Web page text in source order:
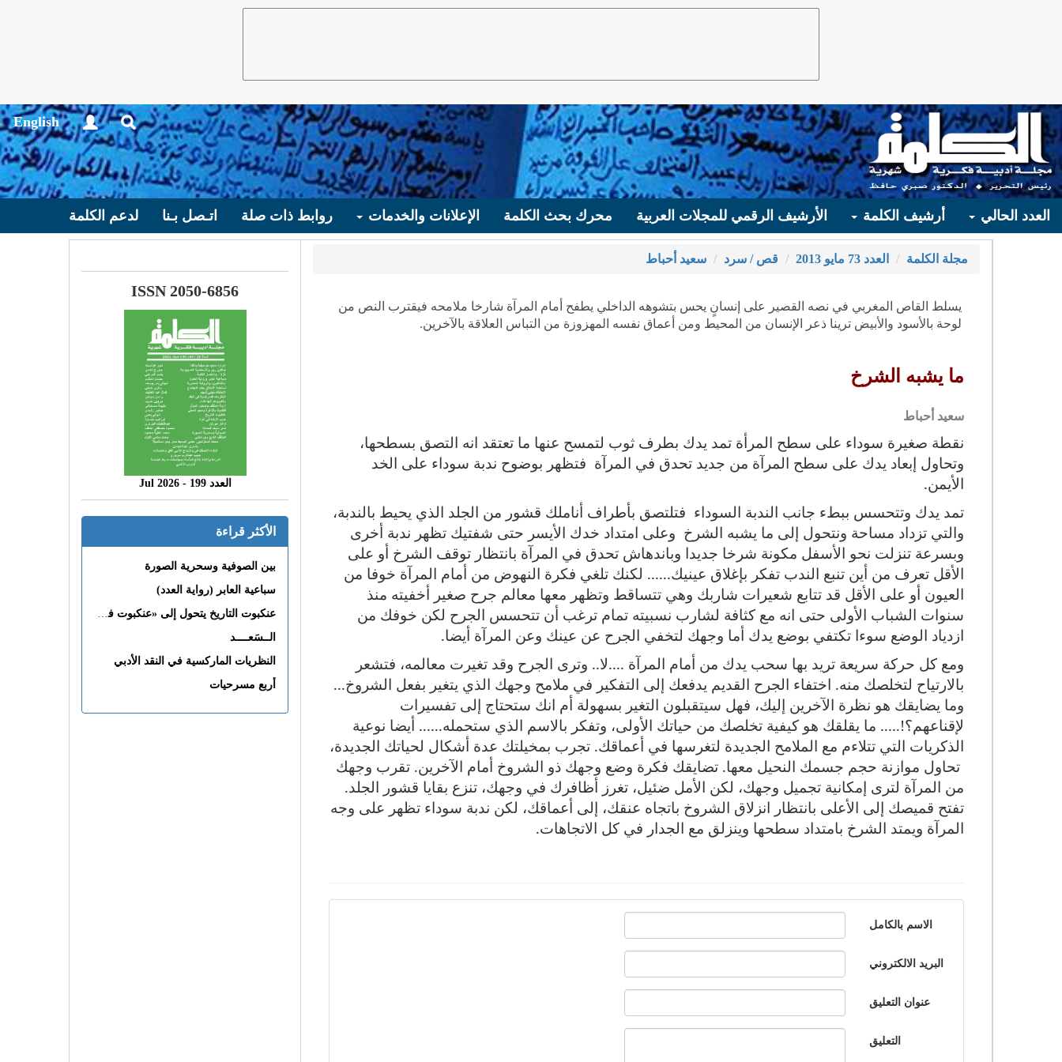
English
العدد الحالي أرشيف الكلمة الأرشيف الرقمي للمجلات العربية محرك بحث الكلمة الإعلانات والخدمات روابط ذات صلة اتـصل بـنا لدعم الكلمة
مجلة الكلمة العدد 73 مايو 2013 قص / سرد سعيد أحباط
يسلط القاص المغربي في نصه القصير على إنسانٍ يحس بتشوهه الداخلي يطفح أمام المرآة شارخا ملامحه فيقترب النص من
لوحة بالأسود والأبيض ترينا ذعر الإنسان من المحيط ومن أعماق نفسه المهزوزة من التباس العلاقة بالآخرين.
ما يشبه الشرخ
سعيد أحباط
نقطة صغيرة سوداء على سطح المرأة تمد يدك بطرف ثوب لتمسح عنها ما تعتقد انه التصق بسطحها،
وتحاول إبعاد يدك على سطح المرآة من جديد تحدق في المرآة فتظهر بوضوح ندبة سوداء على الخد
الأيمن.
تمد يدك وتتحسس ببطء جانب الندبة السوداء فتلتصق بأطراف أناملك قشور من الجلد الذي يحيط بالندبة،
والتي تزداد مساحة ونتحول إلى ما يشبه الشرخ وعلى امتداد خدك الأيسر حتى شفتيك تظهر ندبة أخرى
وبسرعة تنزلت نحو الأسفل مكونة شرخا جديدا وباندهاش تحدق في المرآة بانتظار توقف الشرخ أو على
الأقل تعرف من أين تنبع الندب تفكر بإغلاق عينيك...... لكنك تلغي فكرة النهوض من أمام المرآة خوفا من
العيون أو على الأقل قد تتابع شعيرات شاربك وهي تتساقط وتظهر معها معالم جرح صغير أخفيته منذ
سنوات الشباب الأولى حتى انه مع كثافة لشارب نسبيته تمام ترغب أن تتحسس الجرح لكن خوفك من
ازدياد الوضع سوءا تكتفي بوضع يدك أما وجهك لتخفي الجرح عن عينك وعن المرآة أيضا.
ومع كل حركة سريعة تريد بها سحب يدك من أمام المرآة ....لا.. وترى الجرح وقد تغيرت معالمه، فتشعر
بالارتياح لتخلصك منه. اختفاء الجرح القديم يدفعك إلى التفكير في ملامح وجهك الذي يتغير بفعل الشروخ...
وما يضايقك هو نظرة الآخرين إليك، فهل سيتقبلون التغير بسهولة أم انك ستحتاج إلى تفسيرات
لإقناعهم؟!..... ما يقلقك هو كيفية تخلصك من حياتك الأولى، وتفكر بالاسم الذي ستحمله...... أيضا نوعية
الذكريات التي تتلاءم مع الملامح الجديدة لتغرسها في أعماقك. تجرب بمخيلتك عدة أشكال لحياتك الجديدة،
تحاول موازنة حجم جسمك النحيل معها. تضايقك فكرة وضع وجهك ذو الشروخ أمام الآخرين. تقرب وجهك
من المرآة لترى إمكانية تجميل وجهك، لكن الأمل ضئيل، تغرز أظافرك في وجهك، تنزع بقايا قشور الجلد.
تفتح قميصك إلى الأعلى بانتظار انزلاق الشروخ باتجاه عنقك، إلى أعماقك، لكن ندبة سوداء تظهر على وجه
المرآة ويمتد الشرخ بامتداد سطحها وينزلق مع الجدار في كل الاتجاهات.
الاسم بالكامل
البريد الالكتروني
عنوان التعليق
التعليق
ISSN 2050-6856
العدد 199 - 2026 Jul
الأكثر قراءة
بين الصوفية وسحرية الصورة
سباعية العابر (رواية العدد)
عنكبوت التاريخ يتحول إلى «عنكبوت فى القلب»
الــسَعــــد
النظريات الماركسية في النقد الأدبي
أربع مسرحيات